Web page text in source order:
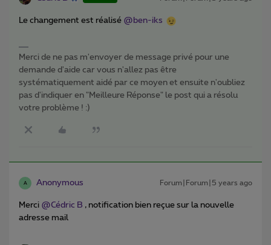
Le changement est réalisé @ben-iks
Merci de ne pas m'envoyer de message privé pour une
demande d'aide car vous n'allez pas être
systématiquement aidé par ce moyen et ensuite n'oubliez
pas d'indiquer en "Meilleure Réponse" le post qui a résolu
votre problème ! :)
A Anonymous Forum|Forum|5 years ago
Merci @Cédric B , notification bien reçue sur la nouvelle
adresse mail